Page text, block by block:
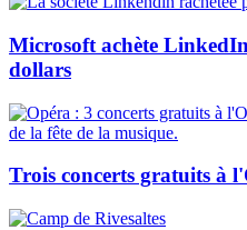
Microsoft achète
dollars
Trois concerts gratuits à